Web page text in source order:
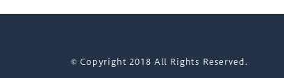
© Copyright 2018 All Rights Reserved.